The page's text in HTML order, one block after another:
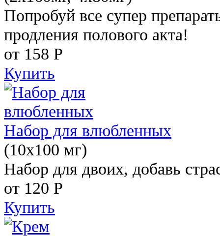
Попробуй все супер
продления полового акта!
от 158 Р
Купить
Набор для влюбленных
(10х100 мг)
Набор для двоих, добавь
от 120 Р
Купить